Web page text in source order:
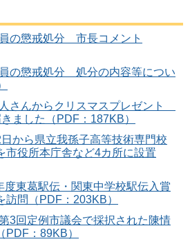
の懲戒処分 市長コメント
の懲戒処分 処分の内容等につい
さんからクリスマスプレゼント
ました（PDF：187KB）
から県立我孫子高等技術専門校
市役所本庁舎など4カ所に設置
東葛駅伝・関東中学校駅伝入賞
問（PDF：203KB）
3回定例市議会で採択された陳情
PDF：89KB）